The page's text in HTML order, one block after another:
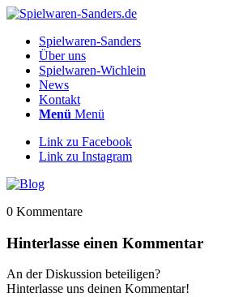
Spielwaren-Sanders
Über uns
Spielwaren-Wichlein
News
Kontakt
Menü Menü
Link zu Facebook
Link zu Instagram
0 Kommentare
Hinterlasse einen Kommentar
An der Diskussion beteiligen?
Hinterlasse uns deinen Kommentar!